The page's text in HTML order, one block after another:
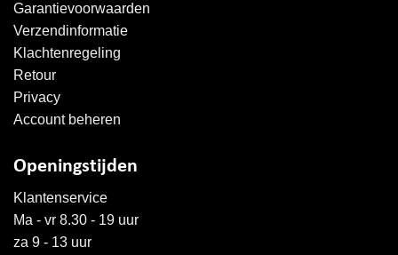
Garantievoorwaarden
Verzendinformatie
Klachtenregeling
Retour
Privacy
Account beheren
Openingstijden
Klantenservice
Ma - vr 8.30 - 19 uur
za 9 - 13 uur